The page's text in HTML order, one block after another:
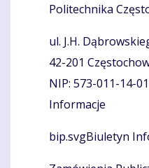
Komentaras
Politechnika
ul. J.H.
42-201
NIP: 573-011-14-01
Informacje
bip.svgBiuletyn